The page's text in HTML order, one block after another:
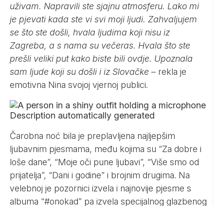
uživam. Napravili ste sjajnu atmosferu. Lako mi
je pjevati kada ste vi svi moji ljudi. Zahvaljujem
se što ste došli, hvala ljudima koji nisu iz
Zagreba, a s nama su večeras. Hvala što ste
prešli veliki put kako biste bili ovdje. Upoznala
sam ljude koji su došli i iz Slovačke – rekla je
emotivna Nina svojoj vjernoj publici.
Čarobna noć bila je preplavljena najljepšim
ljubavnim pjesmama, među kojima su “Za dobre i
loše dane”, “Moje oči pune ljubavi”, “Više smo od
prijatelja”, “Dani i godine” i brojnim drugima. Na
velebnoj je pozornici izvela i najnovije pjesme s
albuma “#onokad” pa izvela specijalnog glazbenog